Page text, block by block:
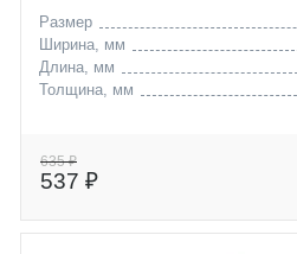
Размер
Ширина, мм
Длина, мм
Толщина, мм
635 ₽
537 ₽